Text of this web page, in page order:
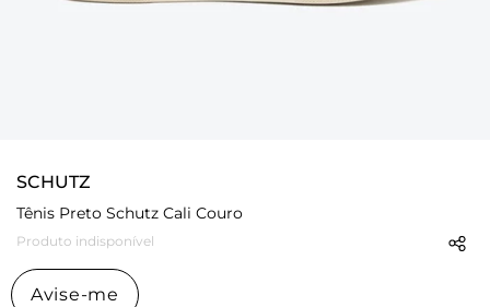
SCHUTZ
Tênis Preto Schutz Cali Couro
Produto indisponível
Avise-me